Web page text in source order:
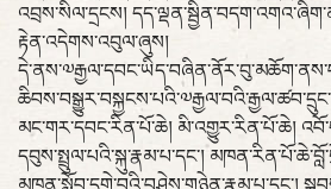
འབྲས་སིལ་དྲངས།
རྟེན་འདེགས་འབུལ་ཞུས།
མང་གར་དབང་རིན་པོ་ཆེ། མི་འགྱུར་རིན་པོ་ཆེ།
དབུས་སྤྲུལ་པའི་སྐུ་རྣམ་པ་དང་།